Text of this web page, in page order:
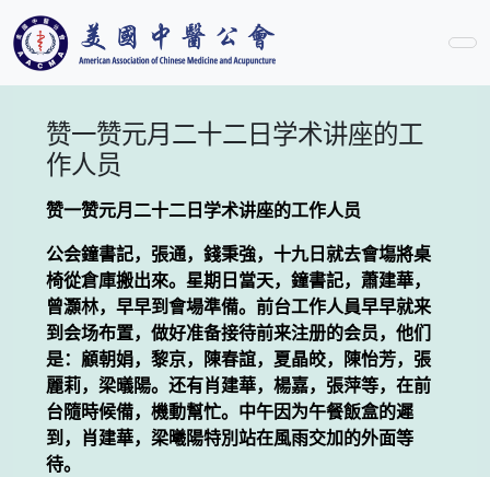
赞一赞元月二十二日学术讲座的工
作人员
赞一赞元月二十二日学术讲座的工作人员
公会鐘書記，張通，錢秉強，十九日就去會塲將桌
椅從倉庫搬出來。星期日當天，鐘書記，蕭建華，
曾灝林，早早到會場準備。前台工作人員早早就来
到会场布置，做好准备接待前来注册的会员，他们
是：顧朝娟，黎京，陳春誼，夏晶皎，陳怡芳，張
麗莉，梁㬢陽。还有肖建華，楊嘉，張萍等，在前
台隨時候備，機動幫忙。中午因为午餐飯盒的遲
到，肖建華，梁曦陽特別站在風雨交加的外面等
待。